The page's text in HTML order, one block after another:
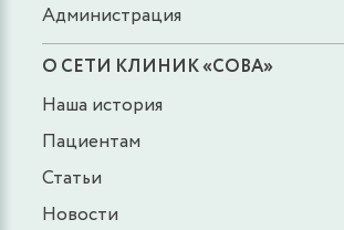
Администрация
О СЕТИ КЛИНИК «СОВА»
Наша история
Пациентам
Статьи
Новости